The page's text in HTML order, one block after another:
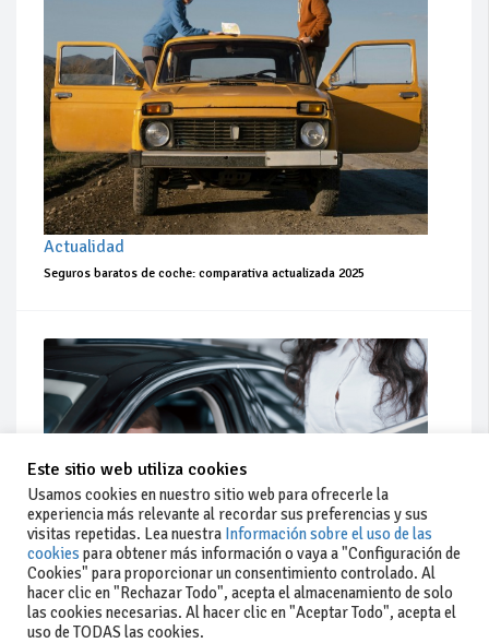
Actualidad
Seguros baratos de coche: comparativa actualizada 2025
Actualidad
Coches de ocasión: guía completa para comprar seguro
Este sitio web utiliza cookies
Usamos cookies en nuestro sitio web para ofrecerle la
experiencia más relevante al recordar sus preferencias y sus
visitas repetidas. Lea nuestra Información sobre el uso de las
cookies para obtener más información o vaya a "Configuración de
Cookies" para proporcionar un consentimiento controlado. Al
hacer clic en "Rechazar Todo", acepta el almacenamiento de solo
las cookies necesarias. Al hacer clic en "Aceptar Todo", acepta el
uso de TODAS las cookies.